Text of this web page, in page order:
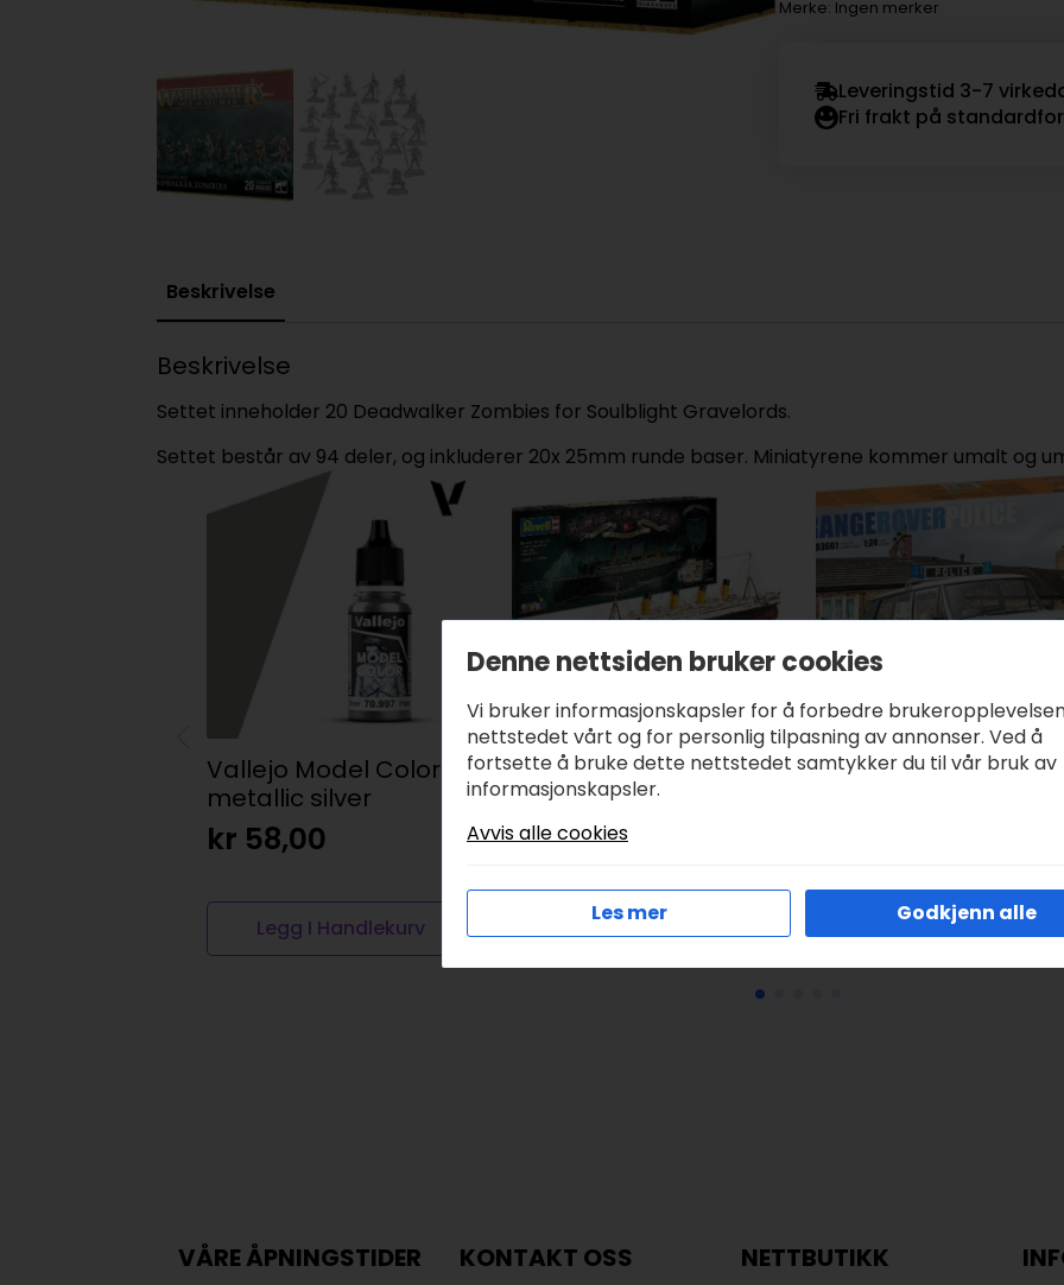
Merke: Ingen merker
Leveringstid 3-7
Fri frakt på
Beskrivelse
Beskrivelse
Settet inneholder 20 Deadwalker Zombies for Soulblight Gravelords.
Settet består av 94 deler, og inkluderer 20x 25mm runde baser. Miniatyrene kommer umalt og
Vallejo Model Color –
metallic silver
kr 58,00
Legg I Handlekurv
REVELL Titanic 100
years (special
edition) 1:400
Legg I Handlekurv
ITALERI 1:24 Range
Legg I Handlekurv
VÅRE ÅPNINGSTIDER KONTAKT OSS NETTBUTIKK
Denne nettsiden bruker cookies
Vi bruker informasjonskapsler for å forbedre
nettstedet vårt og for personlig tilpasning av annonser. Ved å
fortsette å bruke dette nettstedet samtykker du til vår bruk av
informasjonskapsler.
Avvis alle cookies
Les mer Godkjenn alle